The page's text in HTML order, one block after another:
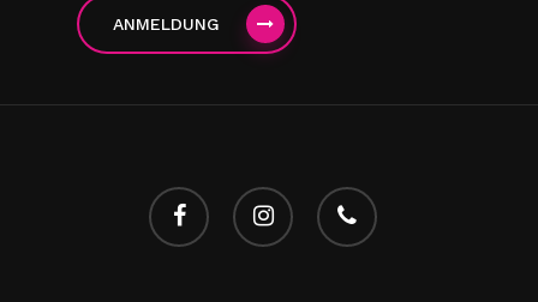
ANMELDUNG
facebook instagram Telefon